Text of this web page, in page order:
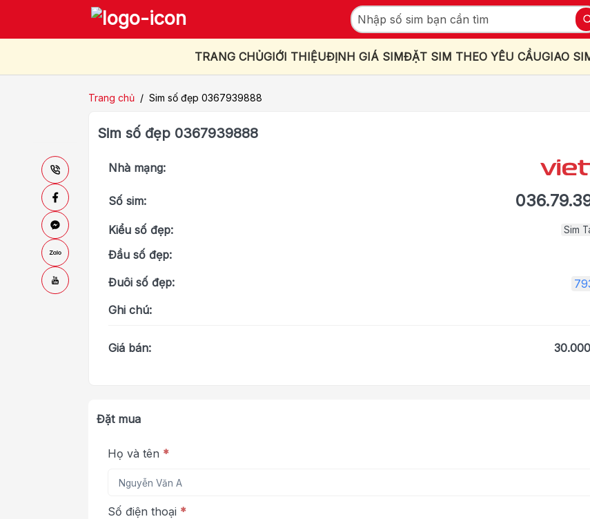
TRANG CHỦGIỚI THIỆUĐỊNH GIÁ SIMĐẶT SIM THEO YÊU CẦUGIAO
Trang chủ / Sim số đẹp 0367939888
Sim số đẹp 0367939888
Nhà mạng:
Số sim:
Kiểu số đẹp: Sim
Đầu số đẹp:
Đuôi số đẹp:
Ghi chú:
Giá bán:
Đặt mua
Họ và tên *
Số điện thoại *